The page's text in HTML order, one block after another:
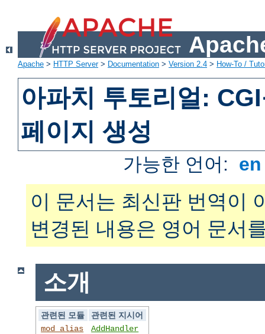
Apache > HTTP Server> Documentation > Version 2.4 > How-To /
아파치 투토리얼:
페이지 생성
가능한 언어:
이 문서는 최신판 번역이
변경된 내용은 영어 문서
소개
관련된 모듈
관련된 지시어
mod_alias
AddHandler